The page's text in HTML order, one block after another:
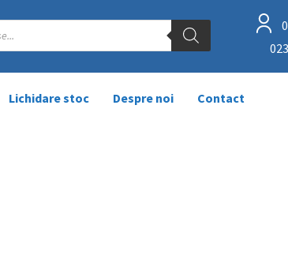
Lichidare stoc Despre noi Contact